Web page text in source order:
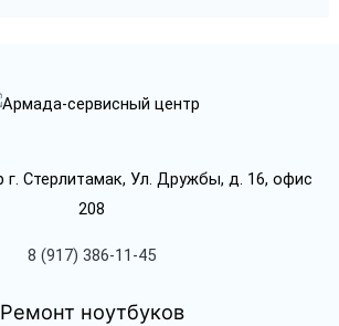
г. Стерлитамак, Ул. Дружбы, д. 16, офис
208
8 (917) 386-11-45
Ремонт ноутбуков